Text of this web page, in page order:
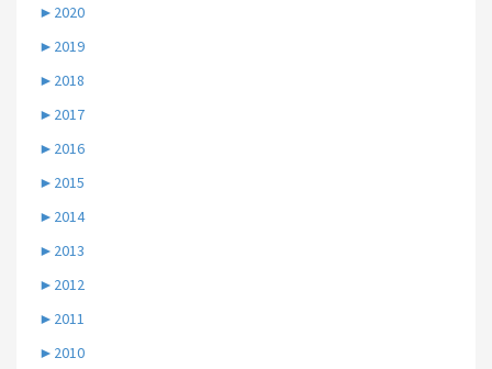
► 2020
► 2019
► 2018
► 2017
► 2016
► 2015
► 2014
► 2013
► 2012
► 2011
► 2010